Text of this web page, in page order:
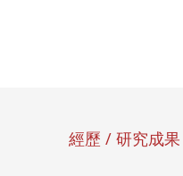
經歷 / 研究成果